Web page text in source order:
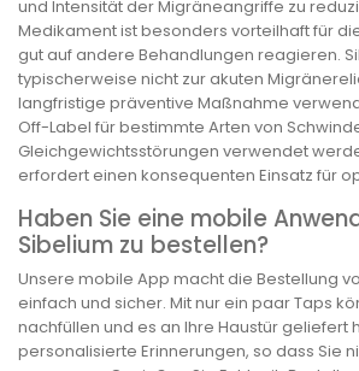
und Intensität der Migräneangriffe zu
Medikament ist besonders vorteilhaft für
gut auf andere Behandlungen reagieren.
typischerweise nicht zur akuten
langfristige präventive Maßnahme
Off-Label für bestimmte Arten von
Gleichgewichtsstörungen verwendet
erfordert einen konsequenten Einsatz für
Haben Sie eine mobile
Sibelium zu bestellen?
Unsere mobile App macht die Bestellung
einfach und sicher. Mit nur ein paar Taps
nachfüllen und es an Ihre Haustür geliefert
personalisierte Erinnerungen, so dass Sie